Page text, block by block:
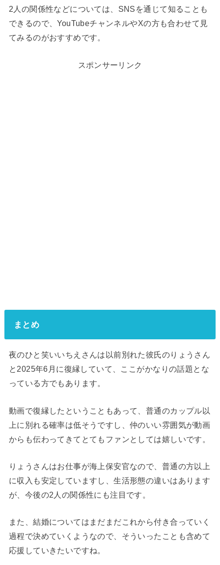
2人の関係性などについては、SNSを通じて知ることも
できるので、YouTubeチャンネルやXの方も合わせて見
てみるのがおすすめです。
スポンサーリンク
まとめ
夜のひと笑いいちえさんは以前別れた彼氏のりょうさん
と2025年6月に復縁していて、ここがかなりの話題とな
っている方でもあります。
動画で復縁したということもあって、普通のカップル以
上に別れる確率は低そうですし、仲のいい雰囲気が動画
からも伝わってきてとてもファンとしては嬉しいです。
りょうさんはお仕事が海上保安官なので、普通の方以上
に収入も安定していますし、生活形態の違いはあります
が、今後の2人の関係性にも注目です。
また、結婚についてはまだまだこれから付き合っていく
過程で決めていくようなので、そういったことも含めて
応援していきたいですね。